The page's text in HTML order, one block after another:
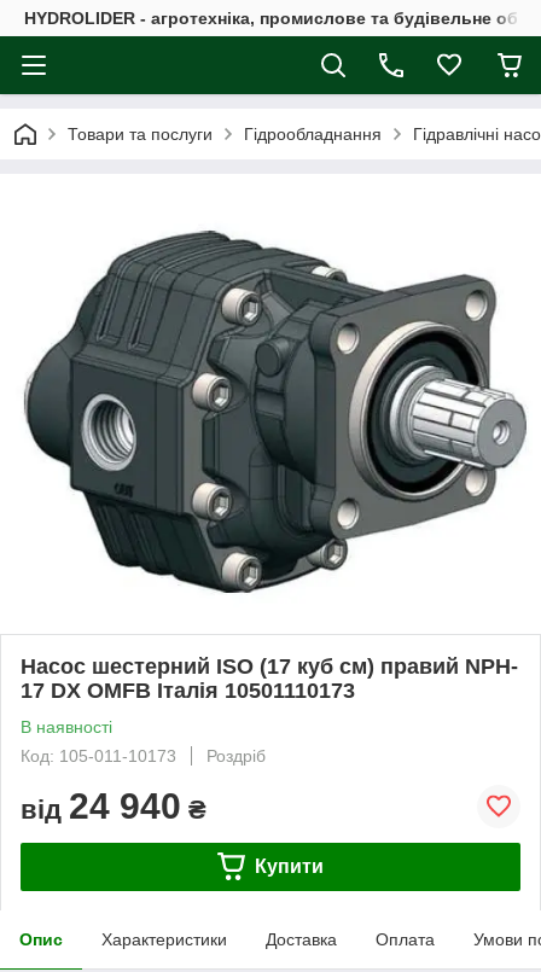
HYDROLIDER - агротехніка, промислове та будівельне
Товари та послуги Гідрообладнання Гідравлічні
Насос шестерний ISO (17 куб см) правий NPH-
17 DX OMFB Італія 10501110173
В наявності
Код: 105-011-10173
Роздріб
від 24 940 ₴
Купити
Опис Характеристики Доставка Оплата Умови